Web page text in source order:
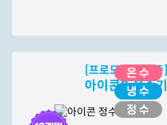
[프로모션 진행중]
아이콘2 정수기